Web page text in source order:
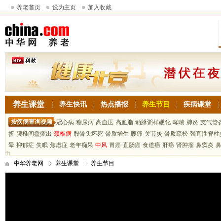
养老首页 设为主页 加入收藏
养生课堂 养生快讯 热点播报 养生节目 疾病课堂
按疾病查询视频 冠心病 糖尿病 高血压 高血脂 动脉粥样硬化 哮喘 肺炎 支气管
折 腰椎间盘突出 颈椎病 股骨头坏死 骨质增生 腰痛 关节炎 骨质疏松 强直性脊柱
晕 抑郁症 失眠 焦虑症 老年痴呆 中风 胃癌 直肠癌 食道癌 肝癌 肾肿瘤 鼻窦炎
中华养老网 养生课堂 养生节目